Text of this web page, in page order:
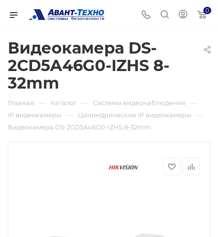
0
Видеокамера DS-
2CD5A46G0-IZHS 8-
32mm
Главная — Каталог — Системы видеонаблюдения —
IP видеокамеры — Цилиндрические IP видеокамеры —
Видеокамера DS-2CD5A46G0-IZHS 8-32mm